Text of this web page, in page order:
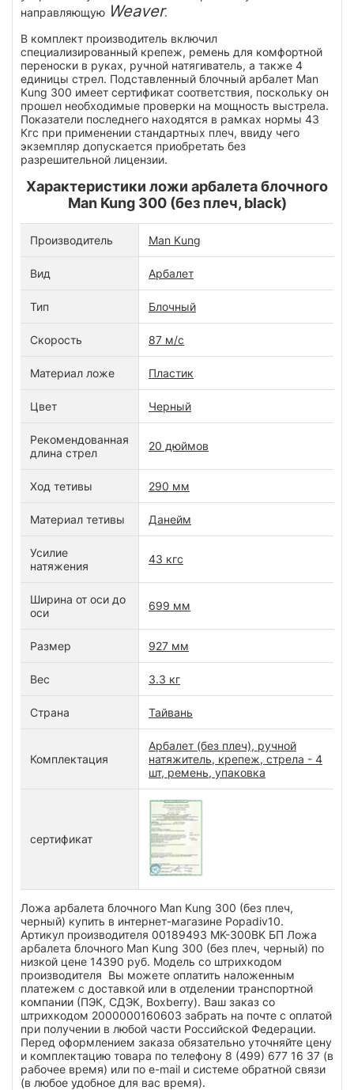
направляющую Weaver.
В комплект производитель включил
специализированный крепеж, ремень для комфортной
переноски в руках, ручной натягиватель, а также 4
единицы стрел. Подставленный блочный арбалет Man
Kung 300 имеет сертификат соответствия, поскольку он
прошел необходимые проверки на мощность выстрела.
Показатели последнего находятся в рамках нормы 43
Кгс при применении стандартных плеч, ввиду чего
экземпляр допускается приобретать без
разрешительной лицензии.
Характеристики ложи арбалета блочного
Man Kung 300 (без плеч, black)
Производитель Man Kung
Вид Арбалет
Тип Блочный
Скорость 87 м/с
Материал ложе Пластик
Цвет Черный
Рекомендованная
длина стрел
20 дюймов
Ход тетивы 290 мм
Материал тетивы Данейм
Усилие
натяжения
43 кгс
Ширина от оси до
оси
699 мм
Размер 927 мм
Вес 3.3 кг
Страна Тайвань
Комплектация
Арбалет (без плеч), ручной
натяжитель, крепеж, стрела - 4
шт, ремень, упаковка
сертификат
Ложа арбалета блочного Man Kung 300 (без плеч,
черный) купить в интернет-магазине Popadiv10.
Артикул производителя 00189493 MK-300BK БП Ложа
арбалета блочного Man Kung 300 (без плеч, черный) по
низкой цене 14390 руб. Модель со штрихкодом
производителя Вы можете оплатить наложенным
платежем с доставкой или в отделении транспортной
компании (ПЭК, СДЭК, Boxberry). Ваш заказ со
штрихкодом 2000000160603 забрать на почте с оплатой
при получении в любой части Российской Федерации.
Перед оформлением заказа обязательно уточняйте цену
и комплектацию товара по телефону 8 (499) 677 16 37 (в
рабочее время) или по e-mail и системе обратной связи
(в любое удобное для вас время).